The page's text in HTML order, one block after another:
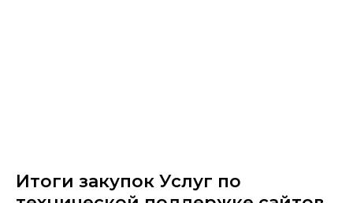
Итоги закупок Услуг по